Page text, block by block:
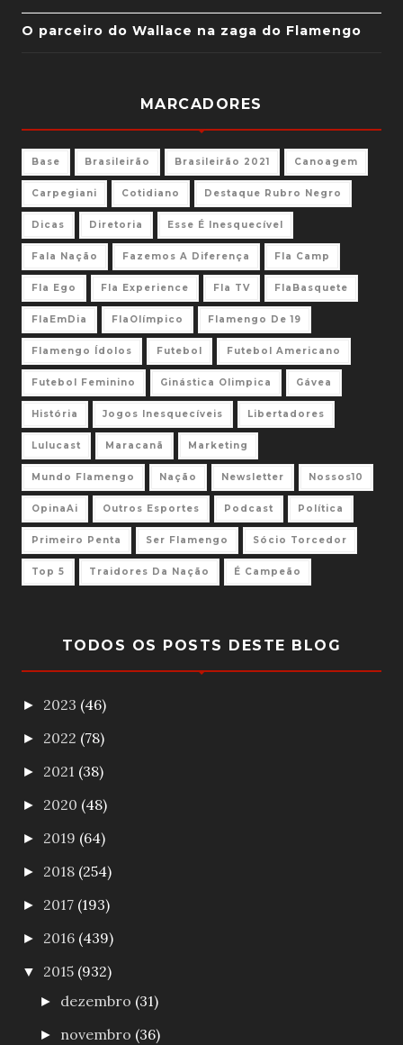
O parceiro do Wallace na zaga do Flamengo
MARCADORES
Base Brasileirão Brasileirão 2021 Canoagem
Carpegiani Cotidiano Destaque Rubro Negro
Dicas Diretoria Esse É Inesquecível
Fala Nação Fazemos A Diferença Fla Camp
Fla Ego Fla Experience Fla TV FlaBasquete
FlaEmDia FlaOlímpico Flamengo De 19
Flamengo Ídolos Futebol Futebol Americano
Futebol Feminino Ginástica Olimpica Gávea
História Jogos Inesquecíveis Libertadores
Lulucast Maracanã Marketing
Mundo Flamengo Nação Newsletter Nossos10
OpinaAi Outros Esportes Podcast Política
Primeiro Penta Ser Flamengo Sócio Torcedor
Top 5 Traidores Da Nação É Campeão
TODOS OS POSTS DESTE BLOG
► 2023 (46)
► 2022 (78)
► 2021 (38)
► 2020 (48)
► 2019 (64)
► 2018 (254)
► 2017 (193)
► 2016 (439)
▼ 2015 (932)
► dezembro (31)
► novembro (36)